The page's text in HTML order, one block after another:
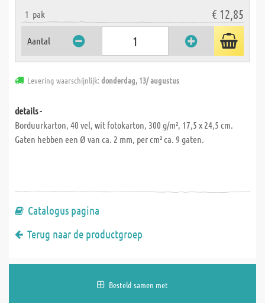
1 pak € 12,85
Aantal
Levering waarschijnlijk:donderdag, 13/ augustus
details -
Borduurkarton, 40 vel, wit fotokarton, 300 g/m², 17,5 x 24,5 cm.
Gaten hebben een Ø van ca. 2 mm, per cm² ca. 9 gaten.
Catalogus pagina
Terug naar de productgroep
Besteld samen met